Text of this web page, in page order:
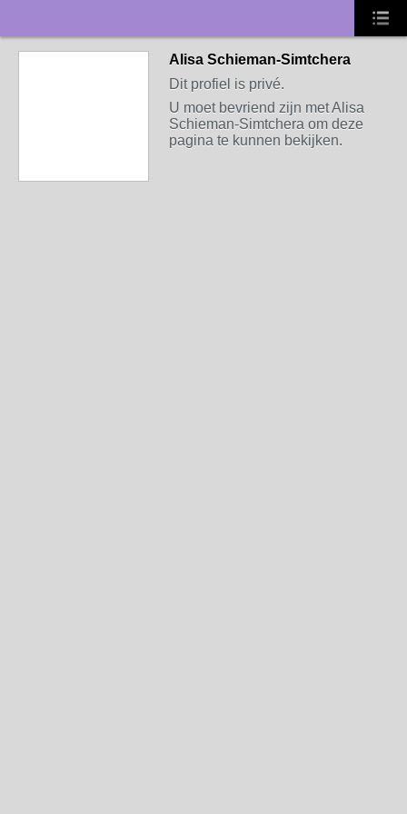
Alisa Schieman-Simtchera
Dit profiel is privé.
U moet bevriend zijn met Alisa
Schieman-Simtchera om deze
pagina te kunnen bekijken.